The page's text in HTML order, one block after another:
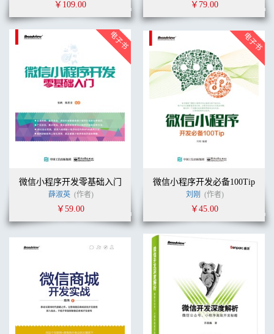
￥109.00 ￥79.00
微信小程序开发零基础入门
薛淑英 (作者)
￥59.00
微信小程序开发必备100Tip
刘刚 (作者)
￥45.00